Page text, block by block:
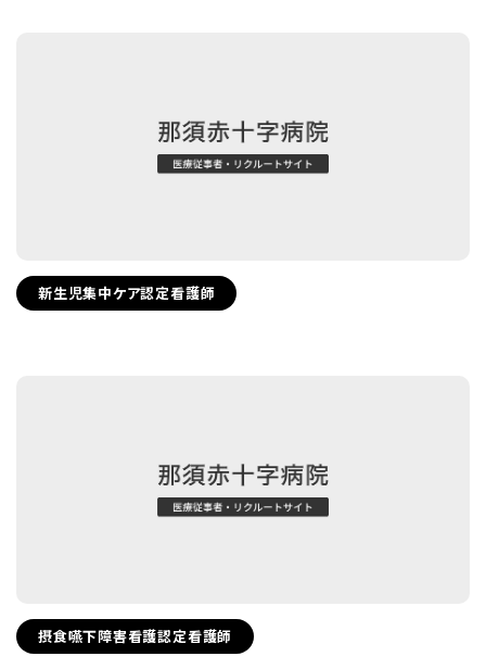
新生児集中ケア認定看護師
摂食嚥下障害看護認定看護師